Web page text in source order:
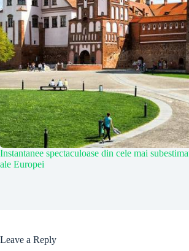
Instantanee spectaculoase din cele mai
ale Europei
Leave a Reply